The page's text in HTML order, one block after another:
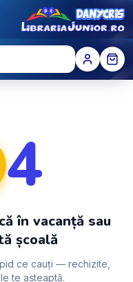
4
în vacanță sau
școală
ce cauți — rechizite,
te așteaptă.